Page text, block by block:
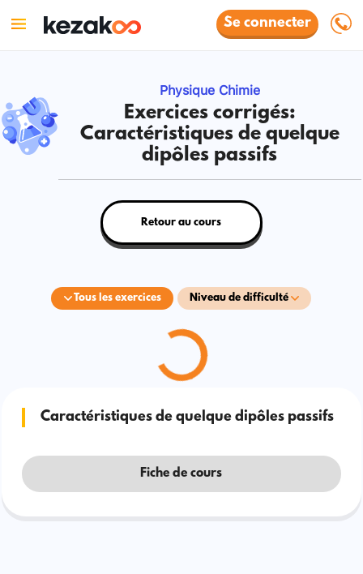
Se connecter
Physique Chimie
Exercices corrigés:
Caractéristiques de quelque
dipôles passifs
Tous les exercices Niveau de difficulté
Retour au cours
Caractéristiques de quelque dipôles passifs
Fiche de cours